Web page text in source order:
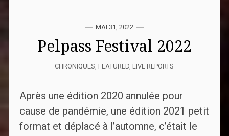
MAI 31, 2022
Pelpass Festival 2022
CHRONIQUES ,FEATURED ,LIVE REPORTS
Après une édition 2020 annulée pour
cause de pandémie, une édition 2021 petit
format et déplacé à l’automne, c’était le